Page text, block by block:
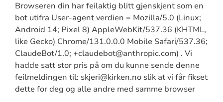
Browseren din har feilaktig blitt gjenskjent som en
bot utifra User-agent verdien = Mozilla/5.0 (Linux;
Android 14; Pixel 8) AppleWebKit/537.36 (KHTML,
like Gecko) Chrome/131.0.0.0 Mobile Safari/537.36;
ClaudeBot/1.0; +claudebot@anthropic.com) . Vi
hadde satt stor pris på om du kunne sende denne
feilmeldingen til: skjeri@kirken.no slik at vi får fikset
dette for deg og alle andre med samme browser